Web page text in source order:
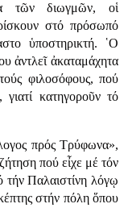
τῶν διωγμῶν, οἱ
στό πρόσωπό
ὑποστηρικτή. ῾Ο
ἀντλεῖ ἀκαταμάχητα
φιλοσόφους, πού
γιατί κατηγοροῦν τό
πρός Τρύφωνα»,
πού εἶχε μέ τόν
τήν Παλαιστίνη λόγῳ
στήν πόλη ὅπου